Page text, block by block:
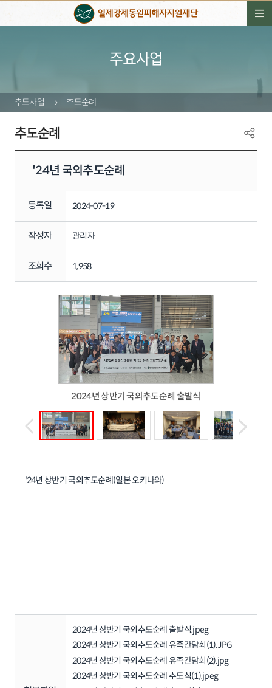
주요사업
추도사업 추도순례
추도순례
'24년 국외추도순례
등록일 2024-07-19
작성자 관리자
조회수 1,958
2024년 상반기 국외추도순례 출발식
'24년 상반기 국외추도순례(일본 오키나와)
2024년 상반기 국외추도순례 출발식.jpeg
2024년 상반기 국외추도순례 유족간담회(1).JPG
2024년 상반기 국외추도순례 유족간담회(2).jpg
2024년 상반기 국외추도순례 추도식(1).jpeg